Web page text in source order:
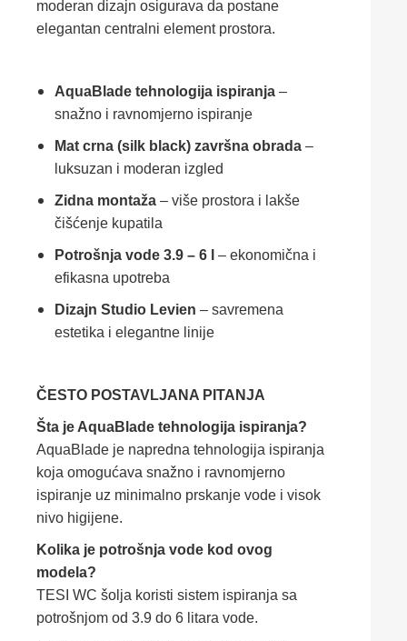
moderan dizajn osigurava da postane
elegantan centralni element prostora.
AquaBlade tehnologija ispiranja –
snažno i ravnomjerno ispiranje
Mat crna (silk black) završna obrada –
luksuzan i moderan izgled
Zidna montaža – više prostora i lakše
čišćenje kupatila
Potrošnja vode 3.9 – 6 l
– ekonomična i
efikasna upotreba
Dizajn Studio Levien – savremena
estetika i elegantne linije
ČESTO POSTAVLJANA PITANJA
Šta je AquaBlade tehnologija ispiranja?
AquaBlade je napredna tehnologija ispiranja
koja omogućava snažno i ravnomjerno
ispiranje uz minimalno prskanje vode i visok
nivo higijene.
Kolika je potrošnja vode kod ovog
modela?
TESI WC šolja koristi sistem ispiranja sa
potrošnjom od 3.9 do 6 litara vode.